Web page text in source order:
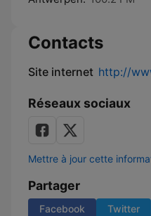
Contacts
Site internet http://
Réseaux sociaux
Mettre à jour cette
Partager
Facebook Twitter